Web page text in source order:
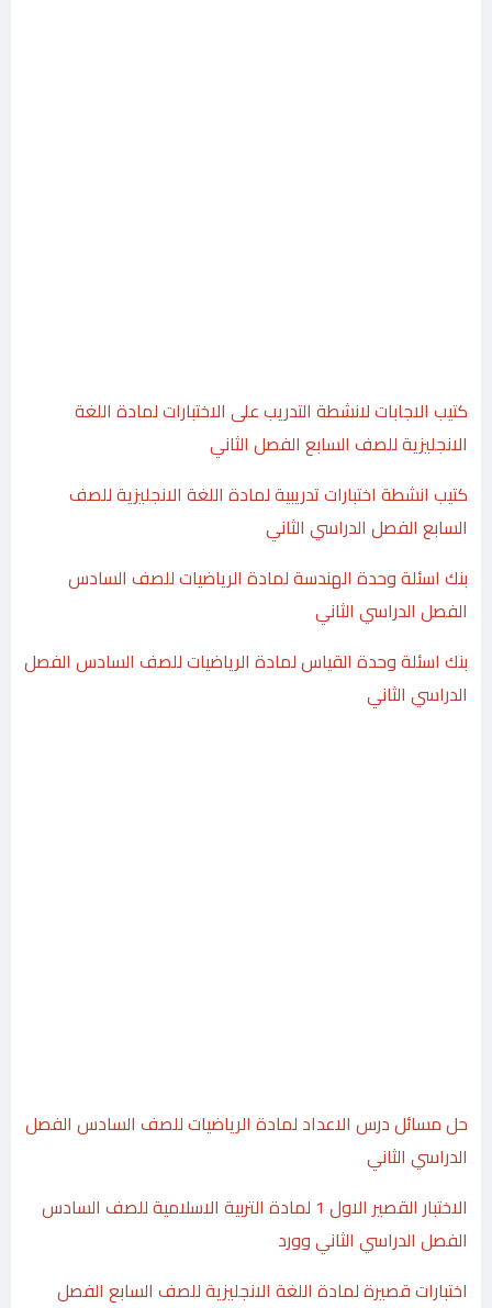
كتيب الاجابات لانشطة التدريب على الاختبارات لمادة اللغة
الانجليزية للصف السابع الفصل الثاني
كتيب انشطة اختبارات تدريبية لمادة اللغة الانجليزية للصف
السابع الفصل الدراسي الثاني
بنك اسئلة وحدة الهندسة لمادة الرياضيات للصف السادس
الفصل الدراسي الثاني
بنك اسئلة وحدة القياس لمادة الرياضيات للصف السادس الفصل
الدراسي الثاني
حل مسائل درس الاعداد لمادة الرياضيات للصف السادس الفصل
الدراسي الثاني
الاختبار القصير الاول 1 لمادة التربية الاسلامية للصف السادس
الفصل الدراسي الثاني وورد
اختبارات قصيرة لمادة اللغة الانجليزية للصف السابع الفصل